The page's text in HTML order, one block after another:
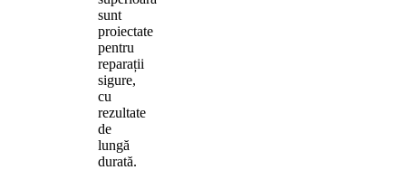
sunt
proiectate
pentru
reparații
sigure,
cu
rezultate
de
lungă
durată.